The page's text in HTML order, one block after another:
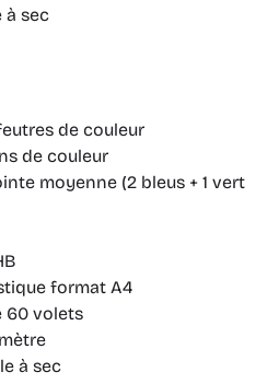
à sec
de couleur
de couleur
moyenne (2 bleus + 1 vert
format A4
60 volets
à sec